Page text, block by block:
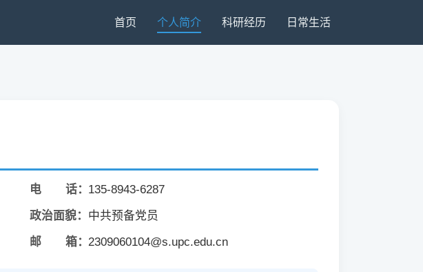
首页 个人简介 科研经历 日常生活
电 话： 135-8943-6287
政治面貌： 中共预备党员
邮 箱：2309060104@s.upc.edu.cn